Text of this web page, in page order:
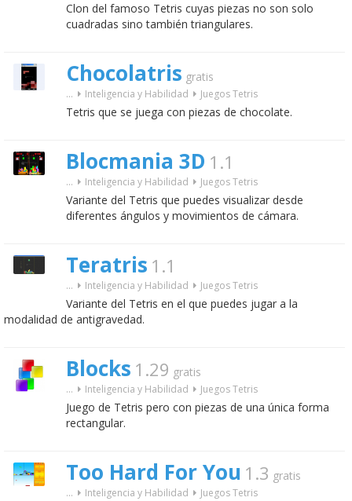
Clon del famoso Tetris cuyas piezas no son solo
cuadradas sino también triangulares.
Chocolatris gratis
... Inteligencia y Habilidad Juegos Tetris
Tetris que se juega con piezas de chocolate.
Blocmania 3D 1.1
... Inteligencia y Habilidad Juegos Tetris
Variante del Tetris que puedes visualizar desde
diferentes ángulos y movimientos de cámara.
Teratris 1.1
... Inteligencia y Habilidad Juegos Tetris
Variante del Tetris en el que puedes jugar a la
modalidad de antigravedad.
Blocks 1.29 gratis
... Inteligencia y Habilidad Juegos Tetris
Juego de Tetris pero con piezas de una única forma
rectangular.
Too Hard For You 1.3 gratis
... Inteligencia y Habilidad Juegos Tetris